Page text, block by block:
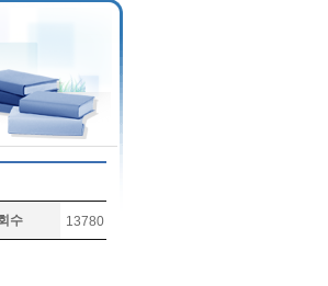
수 13780